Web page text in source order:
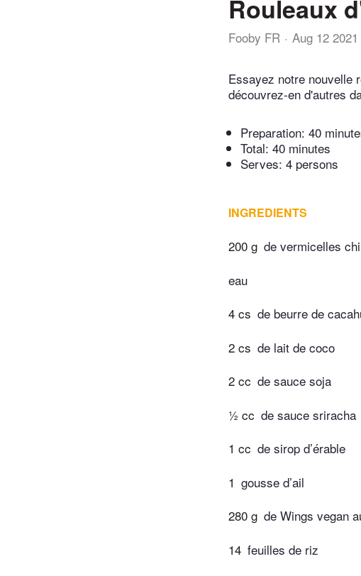
Rouleaux
Fooby FR Aug 12 2021
Essayez notre nouvelle
découvrez-en d'autres
Preparation: 40
Total: 40 minutes
Serves: 4 persons
INGREDIENTS
200 g de vermicelles
eau
4 cs de beurre de
2 cs de lait de coco
2 cc de sauce soja
½ cc de sauce sriracha
1 cc de sirop d’érable
1 gousse d’ail
280 g de Wings vegan
14 feuilles de riz